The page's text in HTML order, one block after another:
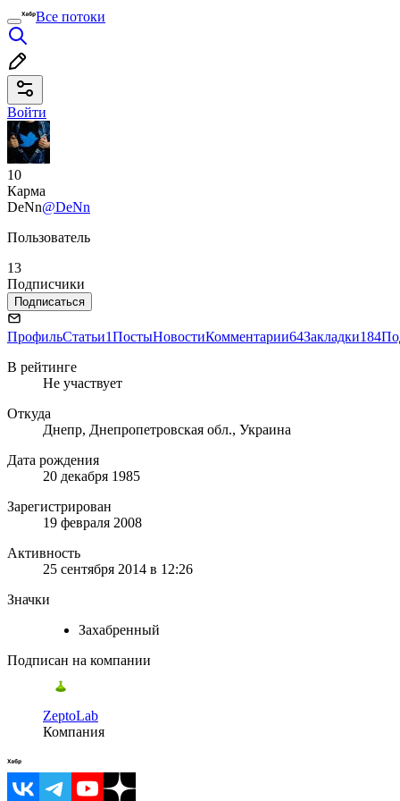
Все потоки
Войти
10
Карма
DeNn@DeNn
Пользователь
13
Подписчики
Подписаться
ПрофильСтатьи1ПостыНовостиКомментарии64Закладки184
В рейтинге
Не участвует
Откуда
Днепр, Днепропетровская обл., Украина
Дата рождения
20 декабря 1985
Зарегистрирован
19 февраля 2008
Активность
25 сентября 2014 в 12:26
Значки
Захабренный
Подписан на компании
ZeptoLab
Компания